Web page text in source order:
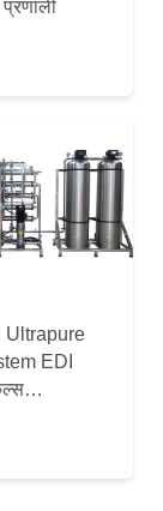
प्रणाली
Ultrapure
EDI